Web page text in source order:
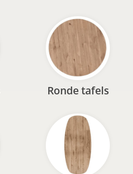
Ronde tafels